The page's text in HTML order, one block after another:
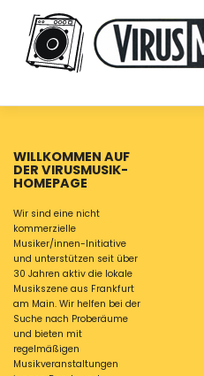
content
WILLKOMMEN AUF
DER VIRUSMUSIK-
HOMEPAGE
Wir sind eine nicht
kommerzielle
Musiker/innen-Initiative
und unterstützen seit über
30 Jahren aktiv die lokale
Musikszene aus Frankfurt
am Main. Wir helfen bei der
Suche nach Proberäume
und bieten mit
regelmäßigen
Musikveranstaltungen